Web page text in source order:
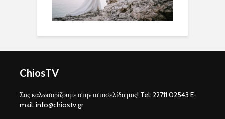
ChiosTV
Σας καλωσορίζουμε στην ιστοσελίδα μας! Tel: 22711 02543 E-
mail: info@chiostv.gr